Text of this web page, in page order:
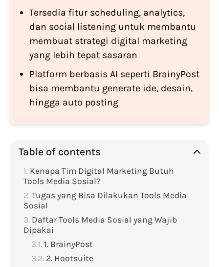
Tersedia fitur scheduling, analytics,
dan social listening untuk membantu
membuat strategi digital marketing
yang lebih tepat sasaran
Platform berbasis AI seperti BrainyPost
bisa membantu generate ide, desain,
hingga auto posting
Table of contents
Kenapa Tim Digital Marketing Butuh
Tools Media Sosial?
Tugas yang Bisa Dilakukan Tools Media
Sosial
Daftar Tools Media Sosial yang Wajib
Dipakai
1. BrainyPost
2. Hootsuite